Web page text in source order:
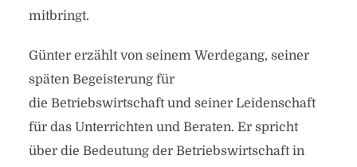
mitbringt.
Günter erzählt von seinem Werdegang, seiner
späten Begeisterung für
die Betriebswirtschaft und seiner Leidenschaft
für das Unterrichten und Beraten. Er spricht
über die Bedeutung der Betriebswirtschaft in